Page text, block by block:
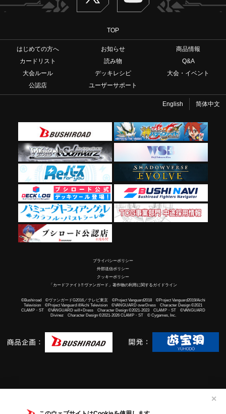
✕
TOP
はじめての方へ お知らせ
商品情報
カードリスト
読み物
Q&A
大会ルール
デッキレシピ
大会・イベント
公認店
ユーザーサポート
English 简体中文
プライバシーポリシー
外部送信ポリシー
クッキーポリシー
「カードファイト!! ヴァンガード」著作物の利用に関するガイドライン
©Bushiroad ©ヴァンガードG2016／テレビ東京 ©Project Vanguard2018 ©Project Vanguard2019/Aichi
Television ©Project Vanguard if/Aichi Television ©VANGUARD overDress Character Design ©2021
CLAMP・ST ©VANGUARD will+Dress Character Design ©2021-2023 CLAMP・ST ©VANGUARD
Divinez Character Design ©2021-2026 CLAMP・ST © Cygames, Inc.